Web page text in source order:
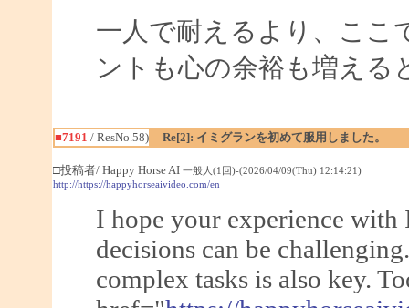
一人で耐えるより、ここ
ントも心の余裕も増える
■7191 / ResNo.58) Re[2]: イミグランを初めて服用しました。
□投稿者/ Happy Horse AI 一般人(1回)-(2026/04/09(Thu) 12:14:21)
http://https://happyhorseaivideo.com/en
I hope your experience
decisions can be
complex tasks is also key.